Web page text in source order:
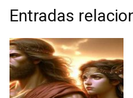
Entradas